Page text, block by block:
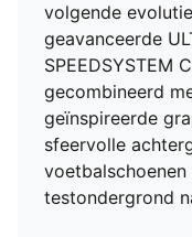
volgende
geavanceerde
SPEEDSYSTEM
gecombineerd
geïnspireerde
sfeervolle
testondergrond